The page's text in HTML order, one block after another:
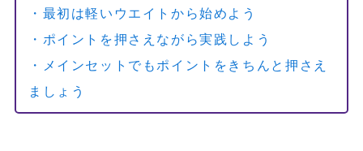
・最初は軽いウエイトから始めよう
・ポイントを押さえながら実践しよう
・メインセットでもポイントをきちんと押さえ
ましょう